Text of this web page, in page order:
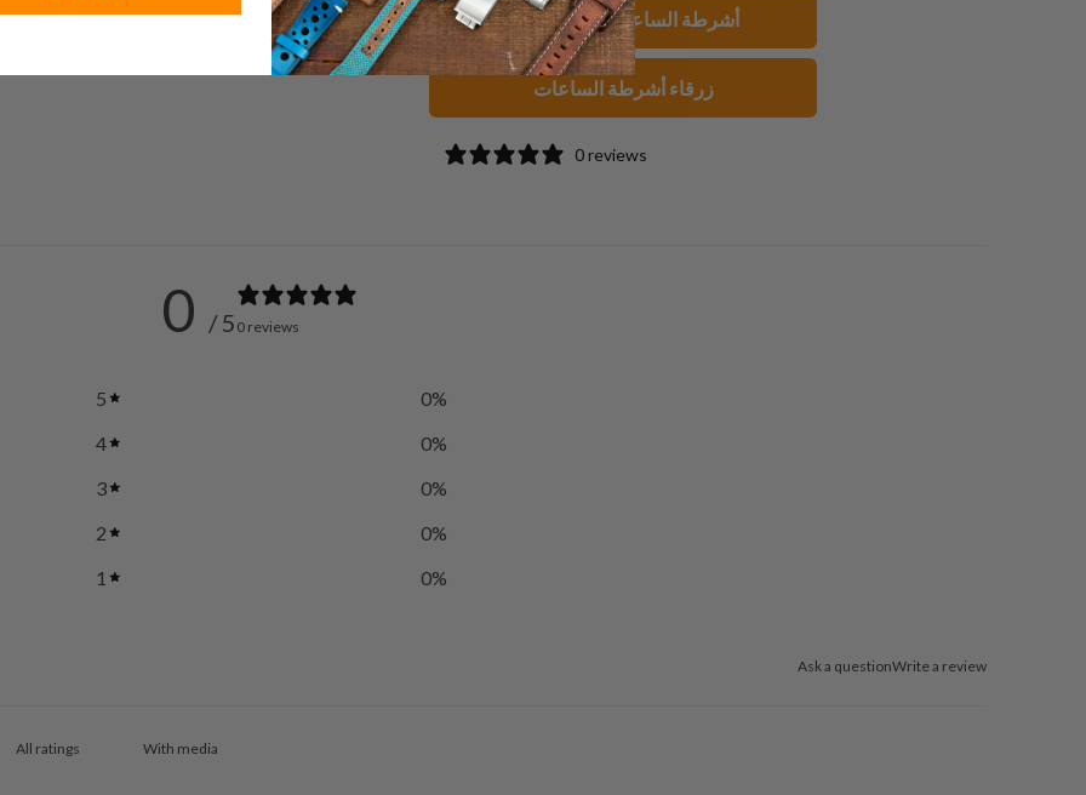
مطاط FKM أشرطة الساعات
زرقاء أشرطة الساعات
0 reviews
0 / 5 0 reviews
5 0%
4
0%
3
0%
2
0%
1
0%
Ask a questionWrite a review
With media